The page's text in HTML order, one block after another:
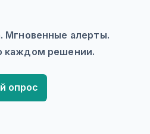
Мгновенные алерты.
каждом решении.
опрос